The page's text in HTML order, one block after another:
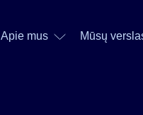
Apie mus Mūsų